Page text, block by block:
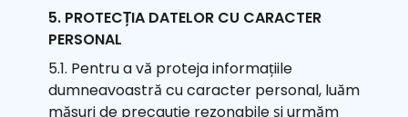
5. PROTECȚIA DATELOR CU CARACTER
PERSONAL
5.1. Pentru a vă proteja informațiile
dumneavoastră cu caracter personal, luăm
măsuri de precauție rezonabile și urmăm